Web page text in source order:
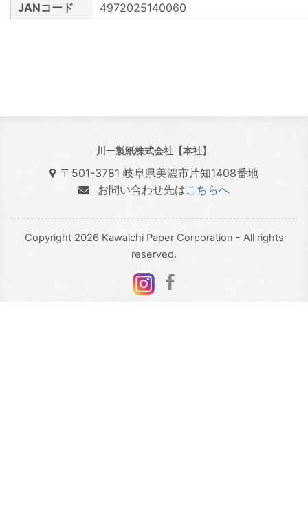
JANコード
4972025140060
川一製紙株式会社【本社】
〒501-3781 岐阜県美濃市片知1408番地
お問い合わせ先はこちらへ
Copyright 2026 Kawaichi Paper Corporation - All rights
reserved.